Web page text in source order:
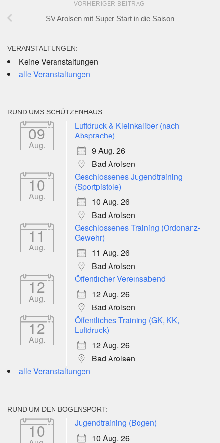
VORHERIGER BEITRAG
SV Arolsen mit Super Start in die Saison
VERANSTALTUNGEN:
Keine Veranstaltungen
alle Veranstaltungen
RUND UMS SCHÜTZENHAUS:
09
Aug.
Luftdruck & Kleinkaliber (nach
Absprache)
9 Aug. 26
Bad Arolsen
10
Aug.
Geschlossenes Jugendtraining
(Sportpistole)
10 Aug. 26
Bad Arolsen
11
Aug.
Geschlossenes Training (Ordonanz-
Gewehr)
11 Aug. 26
Bad Arolsen
12
Aug.
Öffentlicher Vereinsabend
12 Aug. 26
Bad Arolsen
12
Aug.
Öffentliches Training (GK, KK,
Luftdruck)
12 Aug. 26
Bad Arolsen
alle Veranstaltungen
RUND UM DEN BOGENSPORT:
10
Jugendtraining (Bogen)
10 Aug. 26